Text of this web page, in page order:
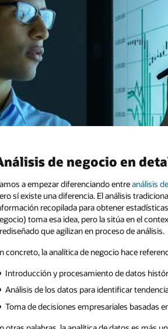
de negocio en
a empezar diferenciando entreanálisis
sí existe una diferencia. El análisis
recopilada para obtener
toma esa idea, pero la sitúa en el
que agilizan en proceso de análisis.
concreto, la analítica de negocio hace
Introducción y procesamiento de datos
Análisis de los datos para identificar
Toma de decisiones empresariales basadas